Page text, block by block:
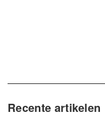
Recente artikelen